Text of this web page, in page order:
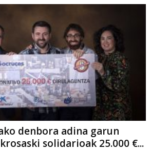
denbora adina garun
solidarioak 25.000 €...